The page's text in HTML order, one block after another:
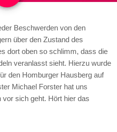
Beschwerden von den
über den Zustand des
dort oben so schlimm, dass die
veranlasst sieht. Hierzu wurde
den Homburger Hausberg auf
Michael Forster hat uns
vor sich geht. Hört hier das